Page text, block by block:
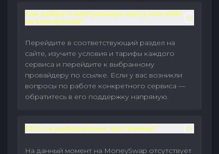
Как выбрать виртуальную карту или eSIM
на MoneySwap?
Перейдите в соответствующий раздел на
сайте, изучите условия и тарифы каждого
сервиса и перейдите к выбранному
провайдеру по ссылке. Если у вас возникли
вопросы по работе конкретного сервиса —
обратитесь в его поддержку напрямую.
Есть ли реферальные программы?
На данный момент на MoneySwap отсутствует